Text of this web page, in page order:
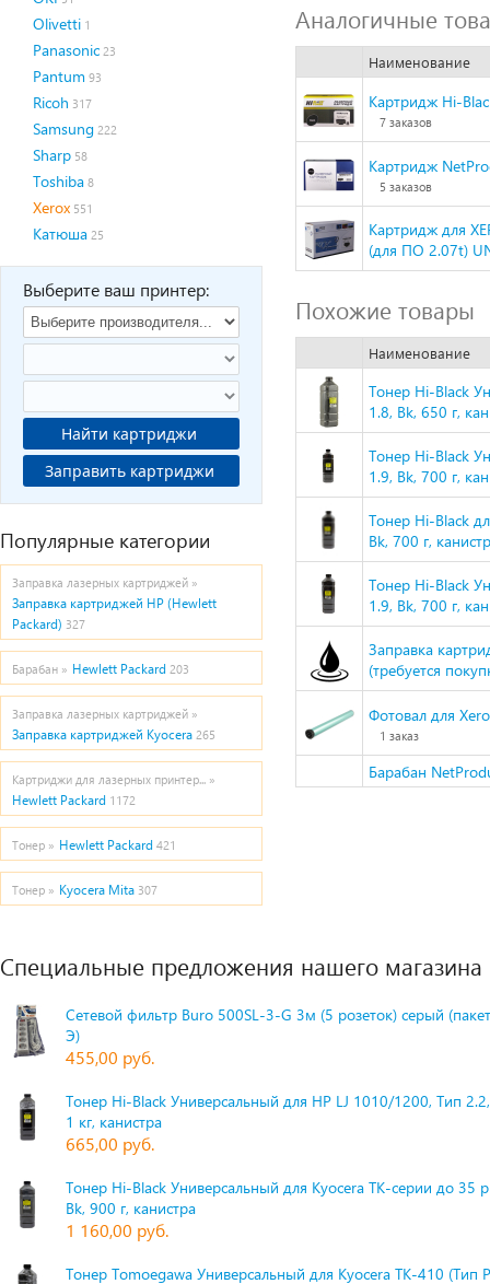
Olivetti 1
Panasonic 23
Pantum 93
Ricoh 317
Samsung 222
Sharp 58
Toshiba 8
Xerox 551
Катюша 25
Выберите ваш принтер:
Найти картриджи
Заправить картриджи
Популярные категории
Заправка лазерных картриджей »
Заправка картриджей HP (Hewlett
Packard) 327
Барабан » Hewlett Packard 203
Заправка лазерных картриджей »
Заправка картриджей Kyocera 265
Картриджи для лазерных принтер... »
Hewlett Packard 1172
Тонер » Hewlett Packard 421
Тонер » Kyocera Mita 307
Аналогичные
Наименование
Картридж Hi-
7 заказов
Картридж
5 заказов
Картридж для
(для ПО 2.07t)
Похожие товары
Наименование
Тонер Hi-Black
1.8, Bk, 650 г,
Тонер Hi-Black
1.9, Bk, 700 г,
Тонер Hi-Black
Bk, 700 г,
Тонер Hi-Black
1.9, Bk, 700 г,
Заправка
(требуется
Фотовал для
1 заказ
Барабан
Специальные предложения нашего магазина
Сетевой фильтр Buro 500SL-3-G 3м (5 розеток) серый
Э)
455,00 руб.
Тонер Hi-Black Универсальный для HP LJ 1010/1200, Тип
1 кг, канистра
665,00 руб.
Тонер Hi-Black Универсальный для Kyocera TK-серии до 35
Bk, 900 г, канистра
1 160,00 руб.
Тонер Tomoegawa Универсальный для Kyocera TK-410 (Тип